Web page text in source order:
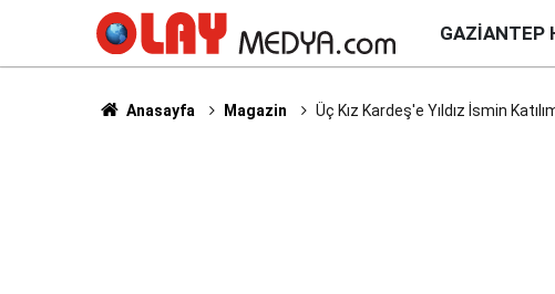
GAZIANTEP
Anasayfa Magazin Üç Kız Kardeş'e Yıldız İsmin